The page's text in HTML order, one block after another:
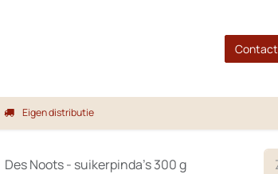
Contact
Eigen distributie
Des Noots - suikerpinda's 300 g